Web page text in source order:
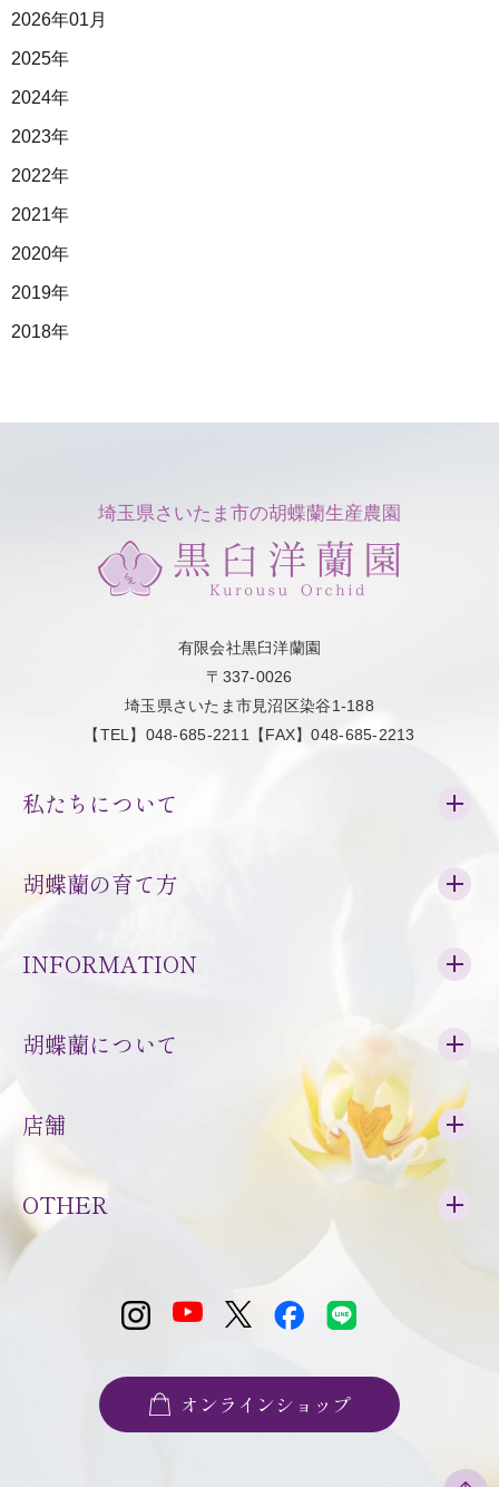
2026年01月
2025年
2024年
2023年
2022年
2021年
2020年
2019年
2018年
埼玉県さいたま市の胡蝶蘭生産農園
有限会社黒臼洋蘭園
〒337-0026
埼玉県さいたま市見沼区染谷1-188
【TEL】048-685-2211【FAX】048-685-2213
私たちについて
胡蝶蘭の育て方
INFORMATION
胡蝶蘭について
店舗
OTHER
オンラインショップ